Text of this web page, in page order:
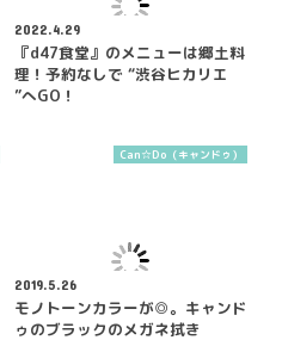
2022.4.29
『d47食堂』のメニューは郷土料
理！予約なしで “渋谷ヒカリエ
”へGO！
Can☆Do（キャンドゥ）
2019.5.26
モノトーンカラーが◎。キャンド
ゥのブラックのメガネ拭き